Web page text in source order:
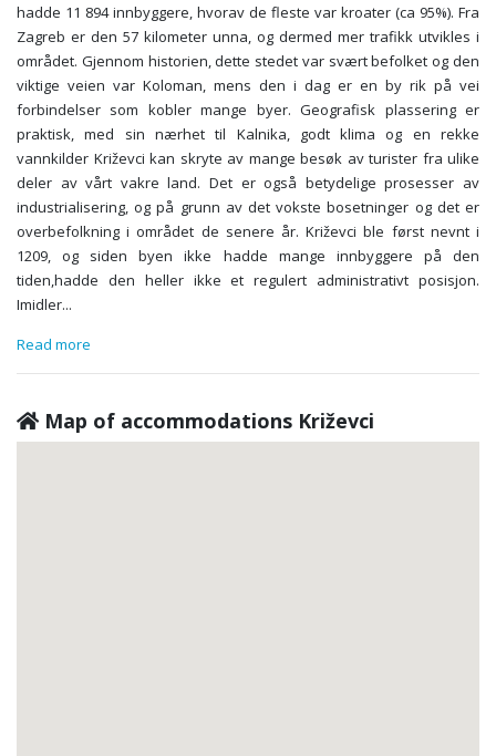
hadde 11 894 innbyggere, hvorav de fleste var kroater (ca 95%). Fra
Zagreb er den 57 kilometer unna, og dermed mer trafikk utvikles i
området. Gjennom historien, dette stedet var svært befolket og den
viktige veien var Koloman, mens den i dag er en by rik på vei
forbindelser som kobler mange byer. Geografisk plassering er
praktisk, med sin nærhet til Kalnika, godt klima og en rekke
vannkilder Križevci kan skryte av mange besøk av turister fra ulike
deler av vårt vakre land. Det er også betydelige prosesser av
industrialisering, og på grunn av det vokste bosetninger og det er
overbefolkning i området de senere år. Križevci ble først nevnt i
1209, og siden byen ikke hadde mange innbyggere på den
tiden,hadde den heller ikke et regulert administrativt posisjon.
Imidler...
Read more
Map of accommodations Križevci